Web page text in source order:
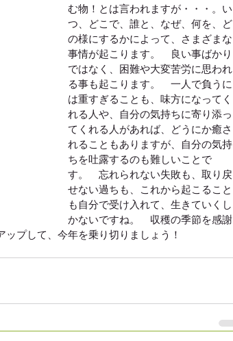
む物！とは言われますが・・・。い
つ、どこで、誰と、なぜ、何を、ど
の様にするかによって、さまざまな
事情が起こります。　良い事ばかり
ではなく、困難や大変苦労に思われ
る事も起こります。　一人で負うに
は重すぎることも、味方になってく
れる人や、自分の気持ちに寄り添っ
てくれる人があれば、どうにか癒さ
れることもありますが、自分の気持
ちを吐露するのも難しいことで
す。　忘れられない失敗も、取り戻
せない過ちも、これから起こること
も自分で受け入れて、生きていくし
かないですね。　収穫の季節を感謝
プして、今年を乗り切りましょう！